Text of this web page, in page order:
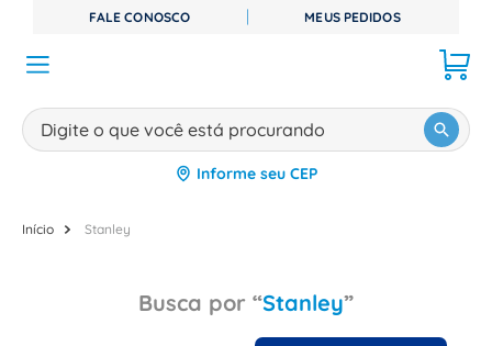
FALE CONOSCO MEUS PEDIDOS
Digite o que você está procurando
Informe seu CEP
Stanley
Stanley
TERMOS MAIS BUSCADOS
1 disjuntor